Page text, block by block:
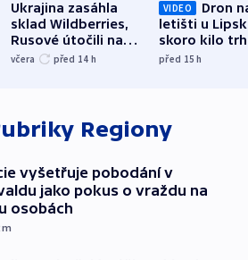
Ukrajina zasáhla
sklad Wildberries,
Rusové útočili na
trh, hasiče či
včera před 14 h
VIDEO
Dron
letišti u
skoro kilo
indicie
před 15h
Regiony
vyšetřuje pobodání v
jako pokus o vraždu na
osobách
m